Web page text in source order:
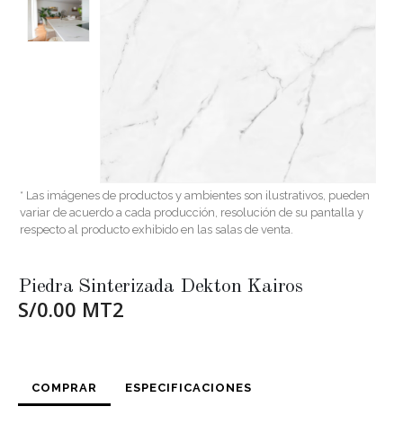
* Las imágenes de productos y ambientes son ilustrativos, pueden
variar de acuerdo a cada producción, resolución de su pantalla y
respecto al producto exhibido en las salas de venta.
Piedra Sinterizada Dekton Kairos
S/0.00 MT2
COMPRAR ESPECIFICACIONES